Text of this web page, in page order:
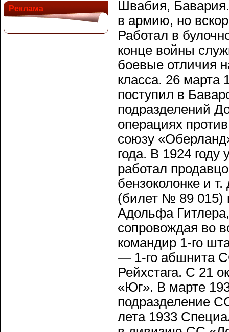
Реклама
Швабия,
в армию, но
Работал в
конце войны
боевые отличия
класса. 26 марта
поступил в
подразделений
операциях
союзу
года. В 1924
работал
бензоколонке и
(билет № 89 015)
Адольфа
сопровождая во
командир 1-го
— 1-го абшнита
Рейхстага. С 21
«Юг». В марте
подразделение
лета 1933